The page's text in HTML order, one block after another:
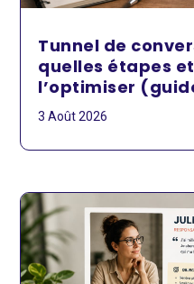
Tunnel de
quelles étapes
l’optimiser
3 Août 2026